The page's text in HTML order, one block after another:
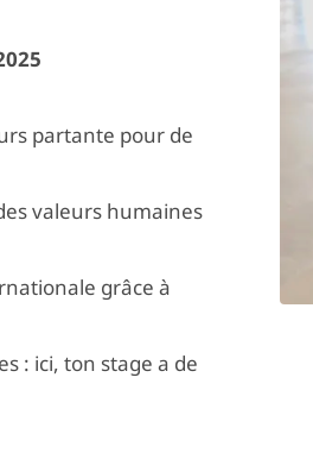
partante pour de
valeurs humaines
grâce à
: ici, ton stage a de